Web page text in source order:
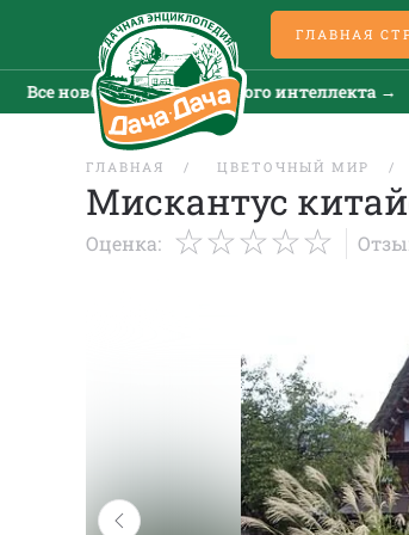
ГЛАВНАЯ
новости искусственного интеллекта →
ГЛАВНАЯ ЦВЕТОЧНЫЙ МИР
Мискантус
Оценка: